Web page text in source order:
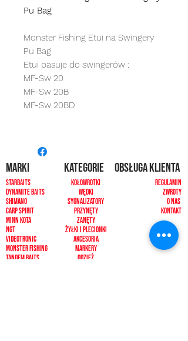
Pu Bag
Monster Fishing Etui na Swingery
Pu Bag
Etui pasuje do swingerów :
MF-Sw 20
MF-Sw 20B
MF-Sw 20BD
MARKI kategorie
Starbaits
dynamite baits
shimano
carp spirit
minn kota
ngt
videotronic
monster fishing
tandem baits
Kołowrotki
Wędki
sygnalizatory
Przynęty
zanęty
żyłki i plecionki
akcesoria
markery
odzież
OBSŁUGA KLIENTA
REGULAMIN
ZWROTY
O NAS
KONTAKT